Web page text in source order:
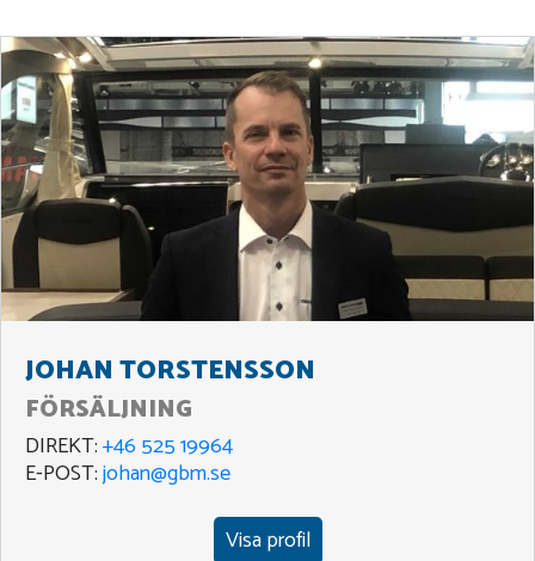
JOHAN TORSTENSSON
FÖRSÄLJNING
DIREKT:+46 525 19964
E-POST:johan@gbm.se
Visa profil